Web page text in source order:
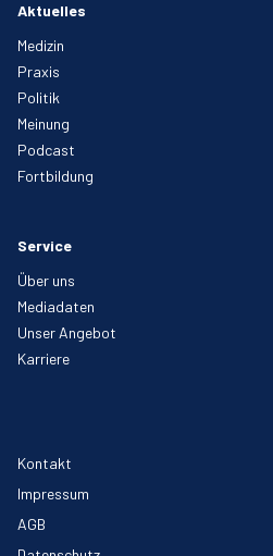
Aktuelles
Medizin
Praxis
Politik
Meinung
Podcast
Fortbildung
Service
Über uns
Mediadaten
Unser Angebot
Karriere
Kontakt
Impressum
AGB